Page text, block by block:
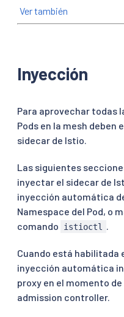
Ver también
Inyección
Para aprovechar todas
Pods en la mesh deben
sidecar de Istio.
Las siguientes
inyectar el sidecar de
inyección automática
Namespace del Pod, o
comando
istioctl
Cuando está habilitada
inyección automática
proxy en el momento
admission controller.